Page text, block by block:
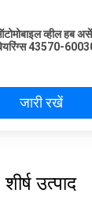
व्हील हब
43570-
जारी रखें
शीर्ष उत्पाद